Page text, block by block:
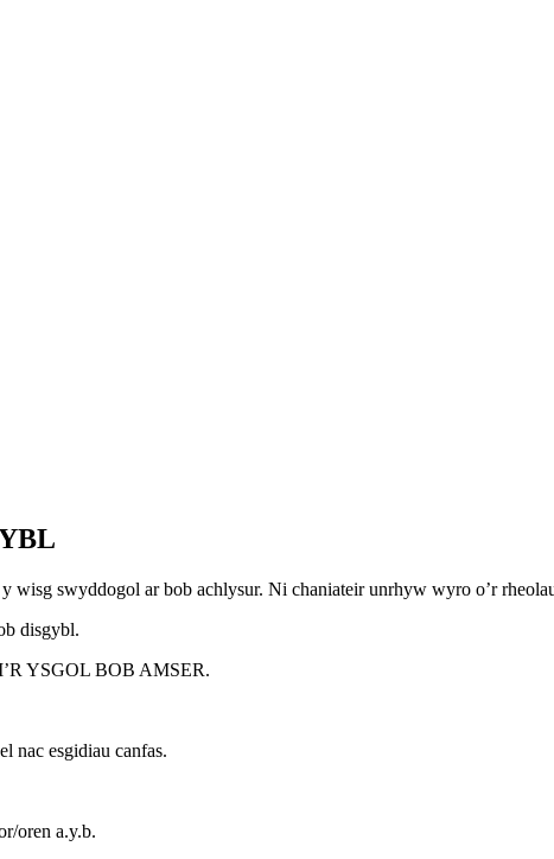
swyddogol ar bob achlysur. Ni chaniateir unrhyw wyro o’r
disgybl.
YSGOL BOB AMSER.
nac esgidiau canfas.
oren a.y.b.